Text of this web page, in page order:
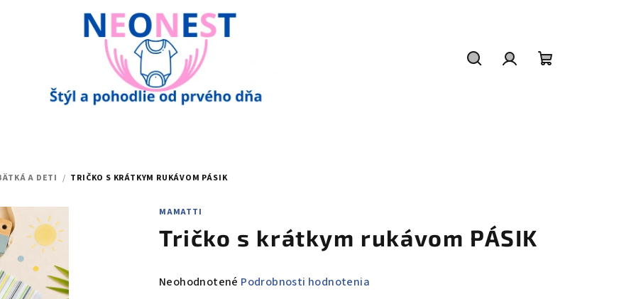
A DETI / TRIČKO S KRÁTKYM RUKÁVOM PÁSIK
MAMATTI
Tričko s krátkym rukávom PÁSIK
Priemerné
Neohodnotené Podrobnosti hodnotenia